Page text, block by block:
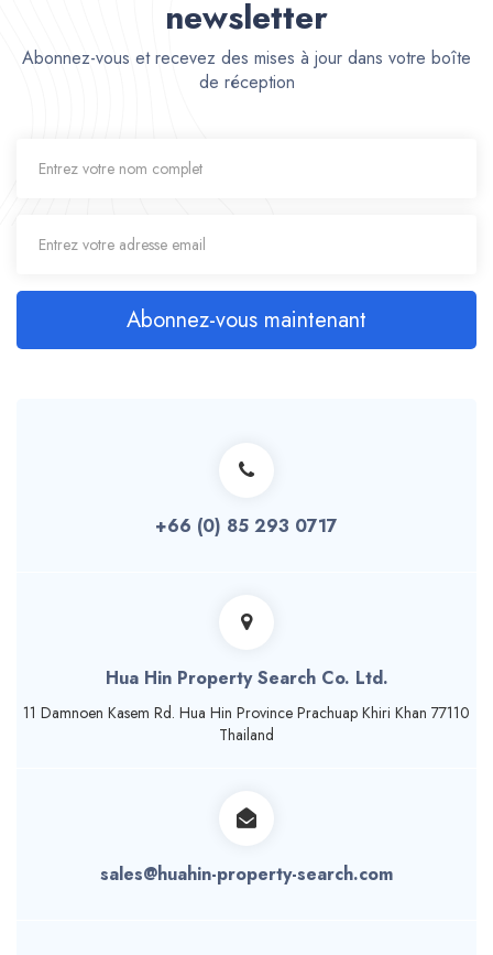
newsletter
Abonnez-vous et recevez des mises à jour dans votre boîte
de réception
Abonnez-vous maintenant
+66 (0) 85 293 0717
Hua Hin Property Search Co. Ltd.
11 Damnoen Kasem Rd. Hua Hin Province Prachuap Khiri Khan 77110
Thailand
sales@huahin-property-search.com